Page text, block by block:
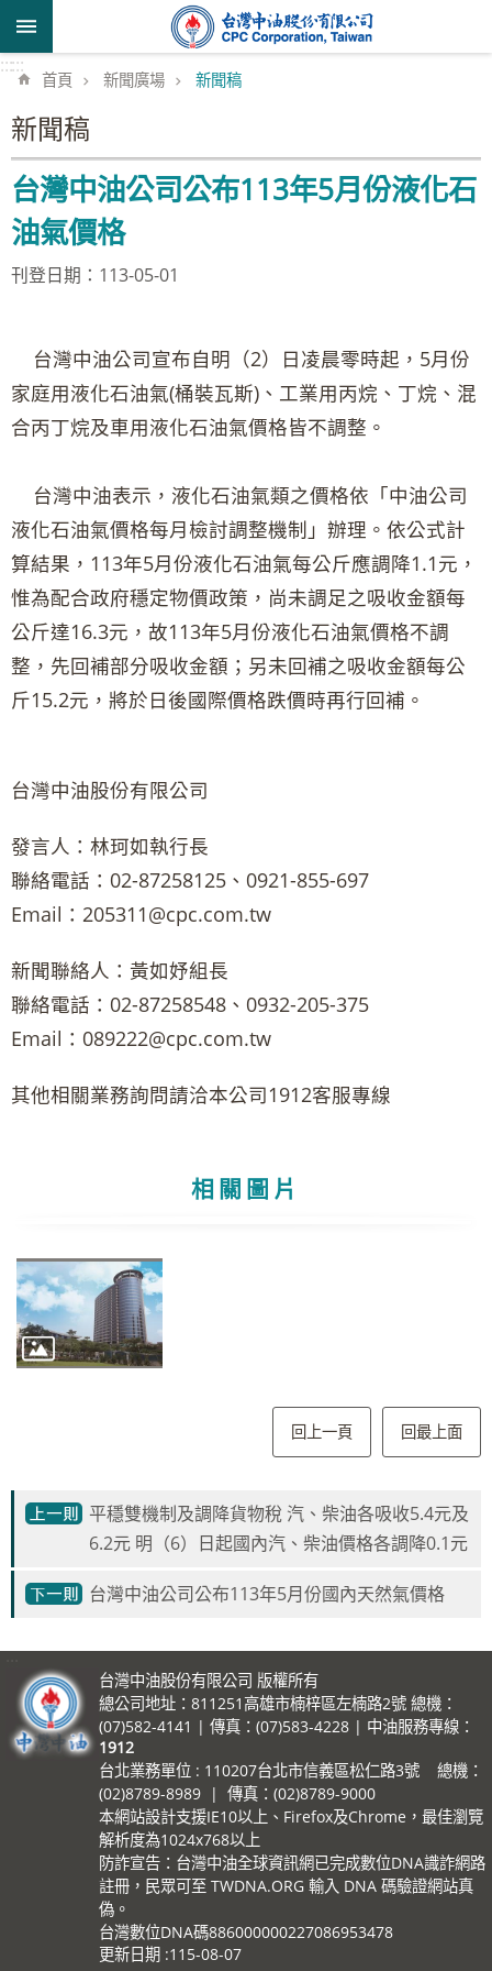
跳到主要內容區塊
::::::
首頁 新聞廣場 新聞稿
新聞稿
台灣中油公司公布113年5月份液化石
油氣價格
刊登日期：113-05-01
台灣中油公司宣布自明（2）日凌晨零時起，5月份
家庭用液化石油氣(桶裝瓦斯)、工業用丙烷、丁烷、混
合丙丁烷及車用液化石油氣價格皆不調整。
台灣中油表示，液化石油氣類之價格依「中油公司
液化石油氣價格每月檢討調整機制」辦理。依公式計
算結果，113年5月份液化石油氣每公斤應調降1.1元，
惟為配合政府穩定物價政策，尚未調足之吸收金額每
公斤達16.3元，故113年5月份液化石油氣價格不調
整，先回補部分吸收金額；另未回補之吸收金額每公
斤15.2元，將於日後國際價格跌價時再行回補。
台灣中油股份有限公司
發言人：林珂如執行長
聯絡電話：02-87258125、0921-855-697
Email：205311@cpc.com.tw
新聞聯絡人：黃如妤組長
聯絡電話：02-87258548、0932-205-375
Email：089222@cpc.com.tw
其他相關業務詢問請洽本公司1912客服專線
相關圖片
回上一頁 回最上面
平穩雙機制及調降貨物稅 汽、柴油各吸收5.4元及
6.2元 明（6）日起國內汽、柴油價格各調降0.1元
台灣中油公司公布113年5月份國內天然氣價格
台灣中油股份有限公司 版權所有
總公司地址：811251高雄市楠梓區左楠路2號 總機：
(07)582-4141 | 傳真：(07)583-4228 | 中油服務專線：
1912
台北業務單位 : 110207台北市信義區松仁路3號 總機：
(02)8789-8989 | 傳真：(02)8789-9000
本網站設計支援IE10以上、Firefox及Chrome，最佳瀏覽
解析度為1024x768以上
防詐宣告：台灣中油全球資訊網已完成數位DNA識詐網路
註冊，民眾可至 TWDNA.ORG 輸入 DNA 碼驗證網站真
偽。
台灣數位DNA碼886000000227086953478
更新日期 115-08-07